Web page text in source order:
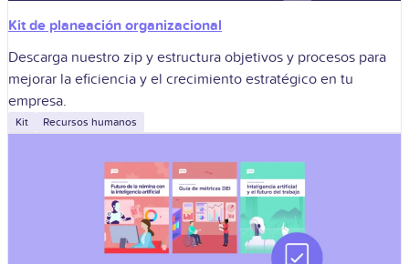
Kit de planeación organizacional
Descarga nuestro zip y estructura objetivos y procesos para
mejorar la eficiencia y el crecimiento estratégico en tu
empresa.
Kit Recursos humanos